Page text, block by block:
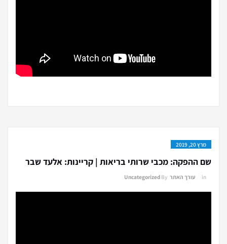
מרץ 20, 2019
שם ההפקה: מכבי שרותי בריאות | קריינות: אלעד שבר
By עורך האתר in
Uncategorized